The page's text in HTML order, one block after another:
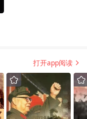
打开app阅读